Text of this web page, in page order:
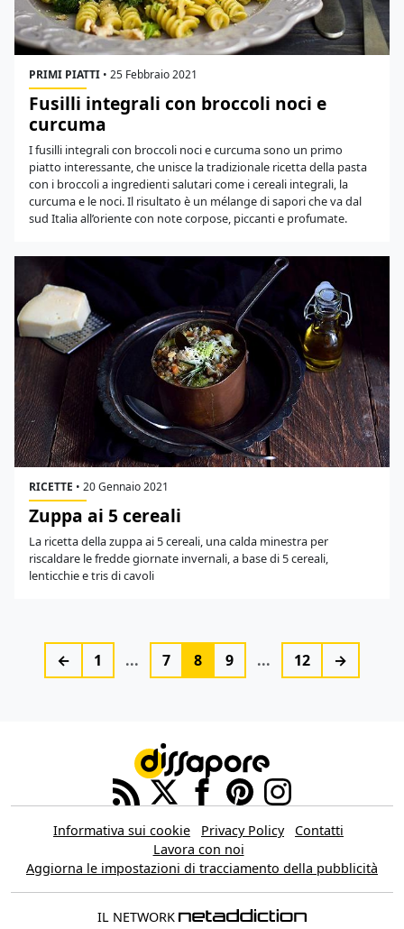
PRIMI PIATTI • 25 Febbraio 2021
Fusilli integrali con broccoli noci e
curcuma
I fusilli integrali con broccoli noci e curcuma sono un primo
piatto interessante, che unisce la tradizionale ricetta della pasta
con i broccoli a ingredienti salutari come i cereali integrali, la
curcuma e le noci. Il risultato è un mélange di sapori che va dal
sud Italia all’oriente con note corpose, piccanti e profumate.
RICETTE • 20 Gennaio 2021
Zuppa ai 5 cereali
La ricetta della zuppa ai 5 cereali, una calda minestra per
riscaldare le fredde giornate invernali, a base di 5 cereali,
lenticchie e tris di cavoli
← 1 ... 7 8 9 ... 12 →
Informativa sui cookie Privacy Policy
Contatti
Lavora con noi
Aggiorna le impostazioni di tracciamento della pubblicità
IL NETWORK